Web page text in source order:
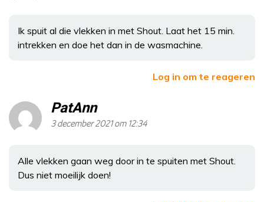
Ik spuit al die vlekken in met Shout. Laat het 15 min.
intrekken en doe het dan in de wasmachine.
Log in om te reageren
PatAnn
3 december 2021 om 12:34
Alle vlekken gaan weg door in te spuiten met Shout.
Dus niet moeilijk doen!